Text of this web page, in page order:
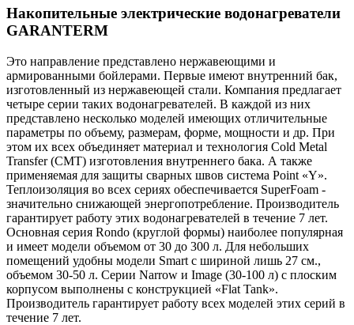
Накопительные электрические водонагреватели
GARANTERM
Это направление представлено нержавеющими и
армированными бойлерами. Первые имеют внутренний бак,
изготовленный из нержавеющей стали. Компания предлагает
четыре серии таких водонагревателей. В каждой из них
представлено несколько моделей имеющих отличительные
параметры по объему, размерам, форме, мощности и др. При
этом их всех объединяет материал и технология Cold Metal
Transfer (CMT) изготовления внутреннего бака. А также
применяемая для защиты сварных швов система Point «Y».
Теплоизоляция во всех сериях обеспечивается SuperFoam -
значительно снижающей энергопотребление. Производитель
гарантирует работу этих водонагревателей в течение 7 лет.
Основная серия Rondo (круглой формы) наиболее популярная
и имеет модели объемом от 30 до 300 л. Для небольших
помещений удобны модели Smart с шириной лишь 27 см.,
объемом 30-50 л. Серии Narrow и Image (30-100 л) с плоским
корпусом выполнены с конструкцией «Flat Tank».
Производитель гарантирует работу всех моделей этих серий в
течение 7 лет.